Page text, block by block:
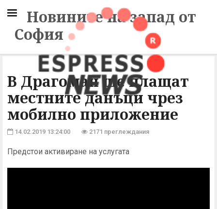
Новините на запад от
София
В Драгоман ще плащат
местните данъци чрез
мобилно приложение
14.02.2019 13:24:00 2171 преглеждания
Предстои активиране на услугата